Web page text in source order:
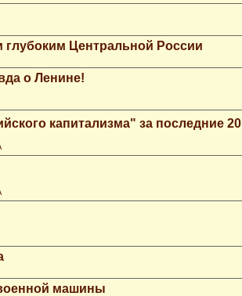
Центральной России
о Ленине!
капитализма" за последние 20
машины